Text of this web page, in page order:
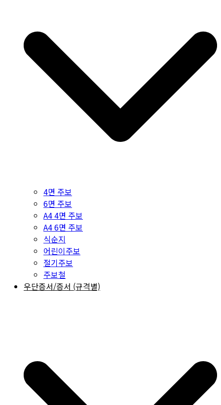
4면 주보
6면 주보
A4 4면 주보
A4 6면 주보
식순지
어린이주보
절기주보
주보철
우단증서/증서 (규격별)